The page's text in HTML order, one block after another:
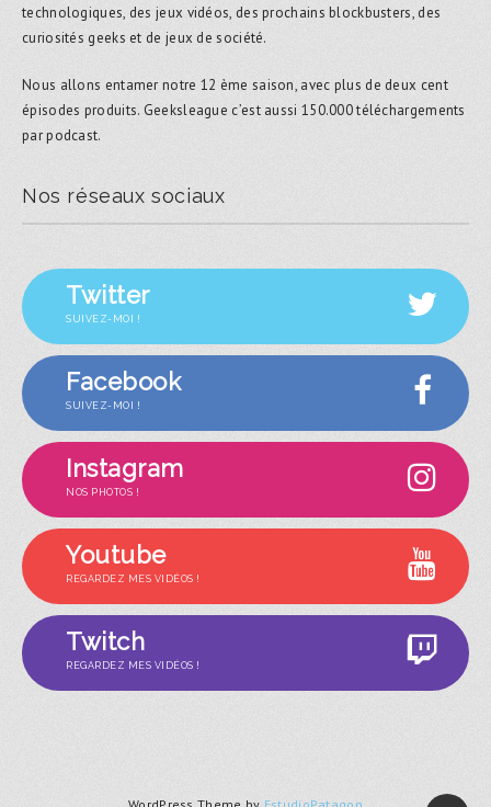
technologiques, des jeux vidéos, des prochains blockbusters, des
curiosités geeks et de jeux de société.
Nous allons entamer notre 12 ème saison, avec plus de deux cent
épisodes produits. Geeksleague c’est aussi 150.000 téléchargements
par podcast.
Nos réseaux sociaux
Twitter
SUIVEZ-MOI !
Facebook
SUIVEZ-MOI !
Instagram
NOS PHOTOS !
Youtube
REGARDEZ MES VIDÉOS !
Twitch
REGARDEZ MES VIDÉOS !